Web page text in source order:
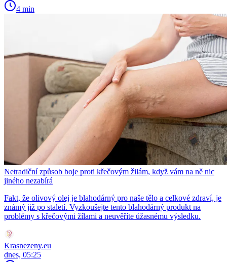
4 min
Netradiční způsob boje proti křečovým žilám, když vám na ně nic
jiného nezabírá
Fakt, že olivový olej je blahodárný pro naše tělo a celkové zdraví, je
známý již po staletí. Vyzkoušejte tento blahodárný produkt na
problémy s křečovými žílami a neuvěříte úžasnému výsledku.
Krasnezeny.eu
dnes, 05:25